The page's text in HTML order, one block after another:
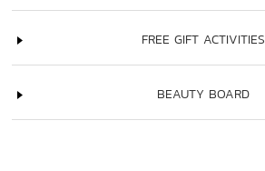
FREE GIFT ACTIVITIES
BEAUTY BOARD